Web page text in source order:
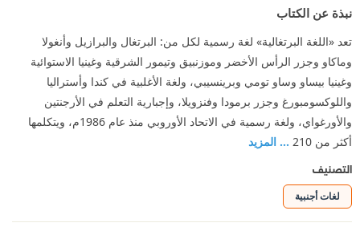
نبذة عن الكتاب
تعد «اللغة البرتغالية» لغة رسمية لكل من: البرتغال والبرازيل وأنغولا
وماكاو وجزر الرأس الأخضر وموزنبيق وتيمور الشرقية وغينيا الاستوائية
وغينيا بيساو وساو تومي وبرينسيبي، ولغة الأغلبية في كندا وأستراليا
واللوكسومبورغ وجزر برمودا وفنزويلا، وإجبارية التعلم في الأرجنتين
والأورغواي، ولغة رسمية في الاتحاد الأوروبي منذ عام 1986م، ويتكلمها
أكثر من 210
... المزيد
التصنيف
لغات أجنبية